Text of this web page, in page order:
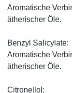
Aromatische
ätherischer Öle.
Benzyl Salicylate:
Aromatische
ätherischer Öle.
Citronellol: